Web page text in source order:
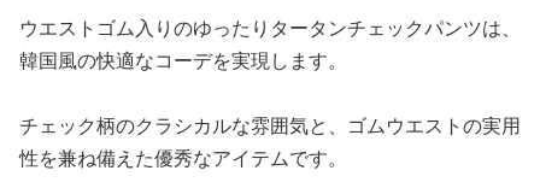
ウエストゴム入りのゆったりタータンチェックパンツは、
韓国風の快適なコーデを実現します。
チェック柄のクラシカルな雰囲気と、ゴムウエストの実用
性を兼ね備えた優秀なアイテムです。